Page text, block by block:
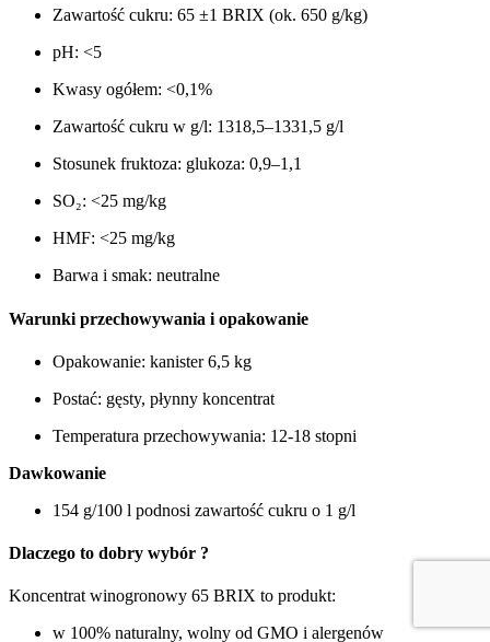
Zawartość cukru: 65 ±1 BRIX (ok. 650 g/kg)
pH: <5
Kwasy ogółem: <0,1%
Zawartość cukru w g/l: 1318,5–1331,5 g/l
Stosunek fruktoza: glukoza: 0,9–1,1
SO₂: <25 mg/kg
HMF: <25 mg/kg
Barwa i smak: neutralne
Warunki przechowywania i opakowanie
Opakowanie: kanister 6,5 kg
Postać: gęsty, płynny koncentrat
Temperatura przechowywania: 12-18 stopni
Dawkowanie
154 g/100 l podnosi zawartość cukru o 1 g/l
Dlaczego to dobry wybór ?
Koncentrat winogronowy 65 BRIX to produkt:
w 100% naturalny, wolny od GMO i alergenów